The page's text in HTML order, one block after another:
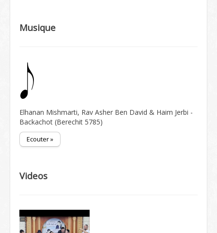
Musique
Elhanan Mishmarti, Rav Asher Ben David & Haim Jerbi -
Backachot (Berechit 5785)
Ecouter »
Videos